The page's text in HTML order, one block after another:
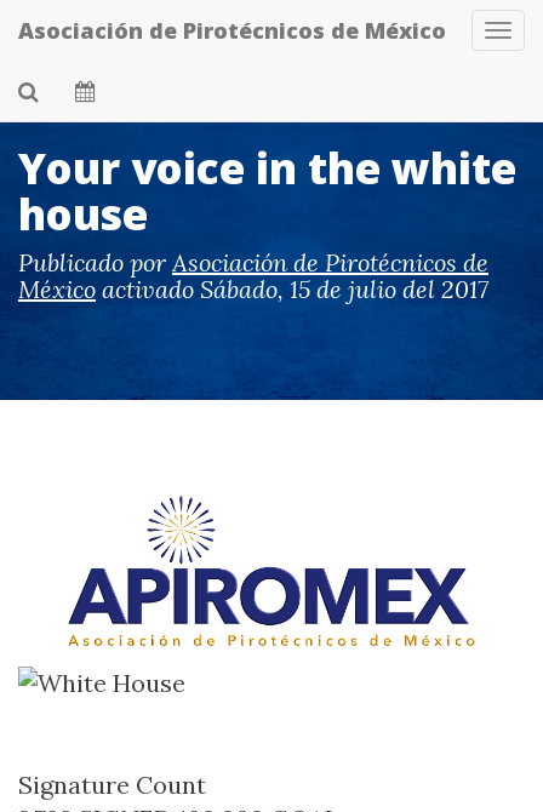
Skip
to
main
content
Asociación de Pirotécnicos de México
Your voice in the white
house
Publicado porAsociación de Pirotécnicos de
México activado Sábado, 15 de julio del 2017
Signature Count